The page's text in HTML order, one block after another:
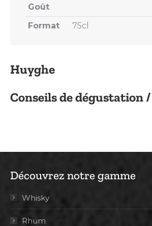
Huyghe
Conseils de dégustation
Goût
Format
75cl
Découvrez notre gamme
Whisky
Rhum